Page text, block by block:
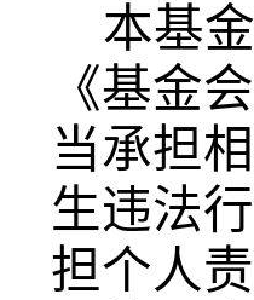
本基
《基金
当承担
生违法
担个人